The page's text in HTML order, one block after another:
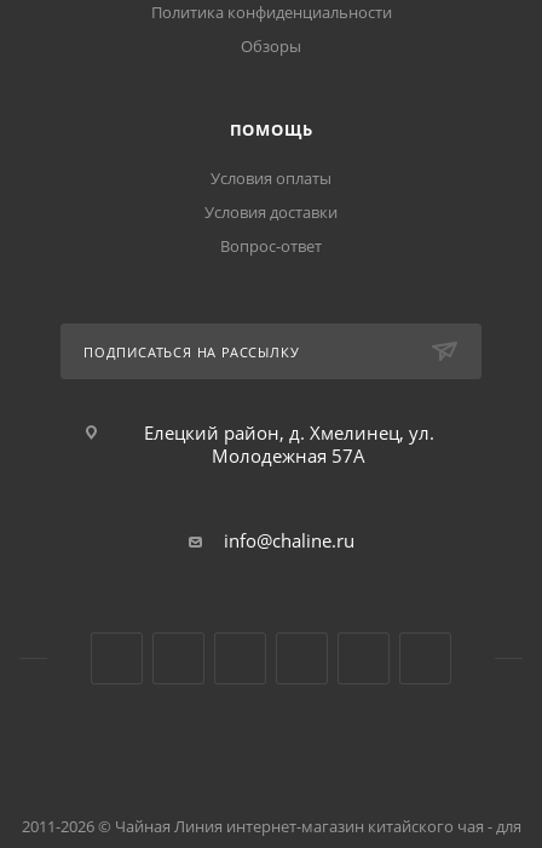
Политика конфиденциальности
Обзоры
ПОМОЩЬ
Условия оплаты
Условия доставки
Вопрос-ответ
ПОДПИСАТЬСЯ НА РАССЫЛКУ
Елецкий район, д. Хмелинец, ул.
Молодежная 57А
info@chaline.ru
2011-2026 © Чайная Линия интернет-магазин китайского чая - для